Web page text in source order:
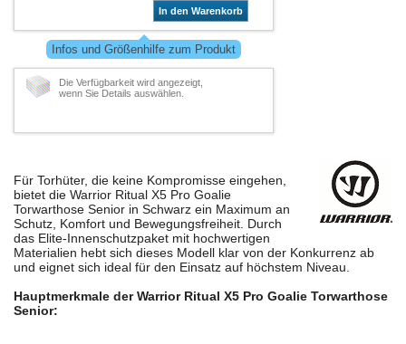
In den Warenkorb
Infos und Größenhilfe zum Produkt
Die Verfügbarkeit wird angezeigt,
wenn Sie Details auswählen.
Für Torhüter, die keine Kompromisse eingehen,
bietet die Warrior Ritual X5 Pro Goalie
Torwarthose Senior in Schwarz ein Maximum an
Schutz, Komfort und Bewegungsfreiheit. Durch
das Elite-Innenschutzpaket mit hochwertigen
Materialien hebt sich dieses Modell klar von der Konkurrenz ab
und eignet sich ideal für den Einsatz auf höchstem Niveau.
Hauptmerkmale der Warrior Ritual X5 Pro Goalie Torwarthose
Senior: